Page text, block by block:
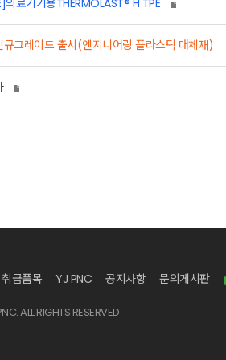
의료기기용THERMOLAST® H TPE
규그레이드 출시(엔지니어링 플라스틱 대체재)
취급품목 YJ PNC 공지사항 문의게시판
ALL RIGHTS RESERVED.